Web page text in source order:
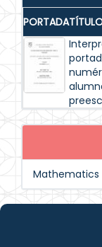
PORTADA
Mathematics